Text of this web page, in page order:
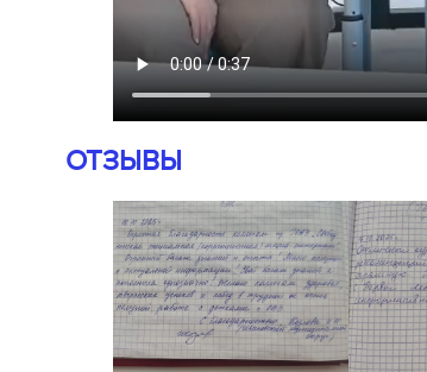
ОТЗЫВЫ